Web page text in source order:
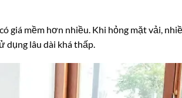
giá mềm hơn nhiều. Khi hỏng mặt vải,
dụng lâu dài khá thấp.